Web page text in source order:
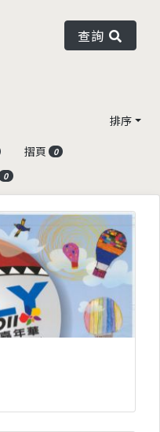
查詢
排序
摺頁 0
0